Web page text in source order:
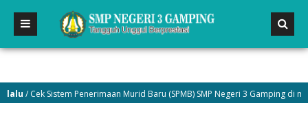
/ Cek Sistem Penerimaan Murid Baru (SPMB) SMP Negeri 3 Gamping di